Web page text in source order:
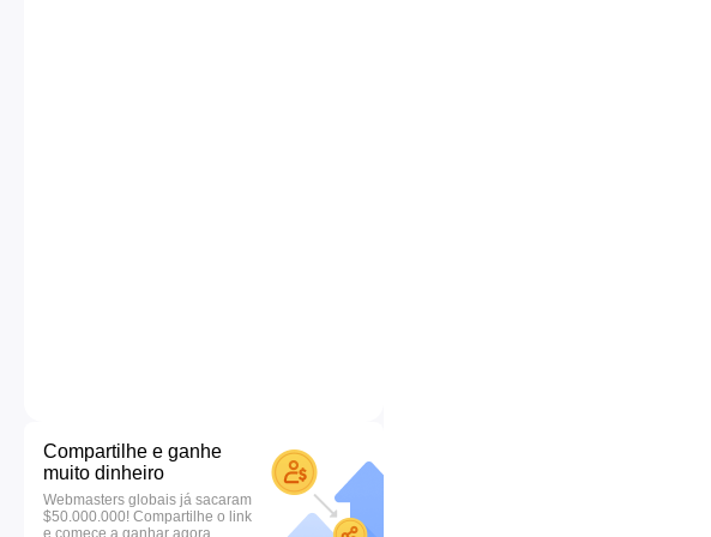
Compartilhe e ganhe
muito dinheiro
Webmasters globais já sacaram
$50.000.000! Compartilhe o link
e comece a ganhar agora.